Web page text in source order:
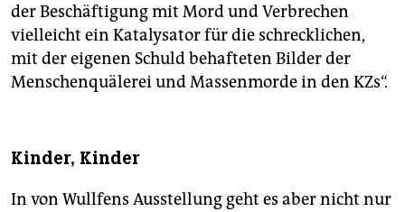
der Beschäftigung mit Mord und Verbrechen
vielleicht ein Katalysator für die schrecklichen,
mit der eigenen Schuld behafteten Bilder der
Menschenquälerei und Massenmorde in den KZs“.
Kinder, Kinder
In von Wullfens Ausstellung geht es aber nicht nur